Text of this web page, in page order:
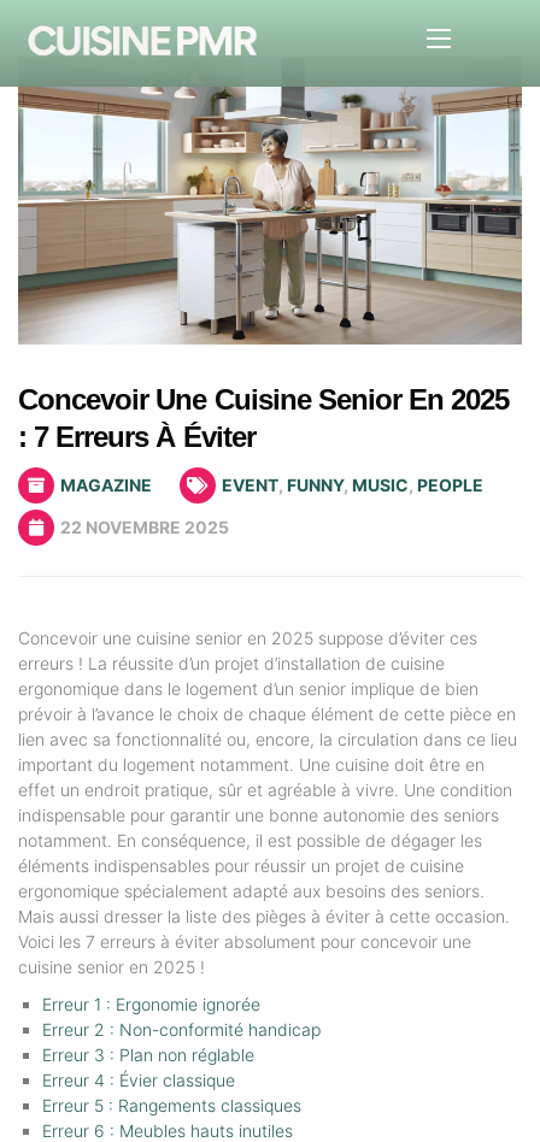
Concevoir Une Cuisine Senior En 2025
: 7 Erreurs À Éviter
MAGAZINE EVENT, FUNNY, MUSIC, PEOPLE
22 NOVEMBRE 2025
Concevoir une cuisine senior en 2025 suppose d’éviter ces
erreurs ! La réussite d’un projet d’installation de cuisine
ergonomique dans le logement d’un senior implique de bien
prévoir à l’avance le choix de chaque élément de cette pièce en
lien avec sa fonctionnalité ou, encore, la circulation dans ce lieu
important du logement notamment. Une cuisine doit être en
effet un endroit pratique, sûr et agréable à vivre. Une condition
indispensable pour garantir une bonne autonomie des seniors
notamment. En conséquence, il est possible de dégager les
éléments indispensables pour réussir un projet de cuisine
ergonomique spécialement adapté aux besoins des seniors.
Mais aussi dresser la liste des pièges à éviter à cette occasion.
Voici les 7 erreurs à éviter absolument pour concevoir une
cuisine senior en 2025 !
Erreur 1 : Ergonomie ignorée
Erreur 2 : Non-conformité handicap
Erreur 3 : Plan non réglable
Erreur 4 : Évier classique
Erreur 5 : Rangements classiques
Erreur 6 : Meubles hauts inutiles